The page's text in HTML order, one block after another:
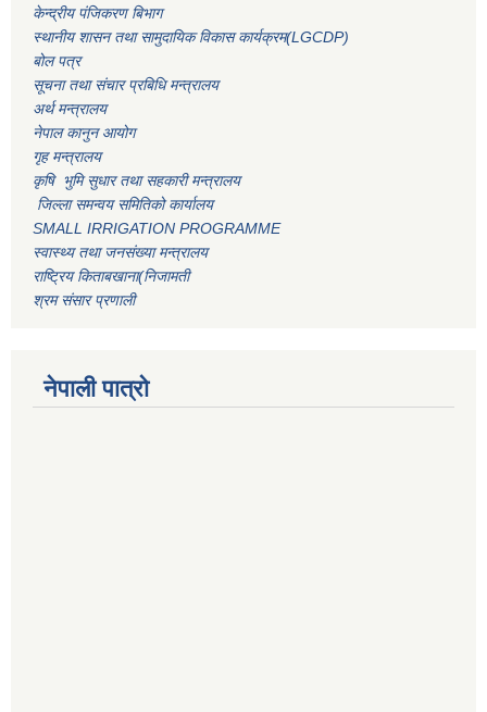
केन्द्रीय पंजिकरण बिभाग
स्थानीय शासन तथा सामुदायिक विकास कार्यक्रम(LGCDP)
बोल पत्र
सूचना तथा संचार प्रबिधि मन्त्रालय
अर्थ मन्त्रालय
नेपाल कानुन आयोग
गृह मन्त्रालय
कृषि भुमि सुधार तथा सहकारी मन्त्रालय
जिल्ला समन्वय समितिको कार्यालय
SMALL IRRIGATION PROGRAMME
स्वास्थ्य तथा जनसंख्या मन्त्रालय
राष्ट्रिय किताबखाना(निजामती
श्रम संसार प्रणाली
नेपाली पात्रो